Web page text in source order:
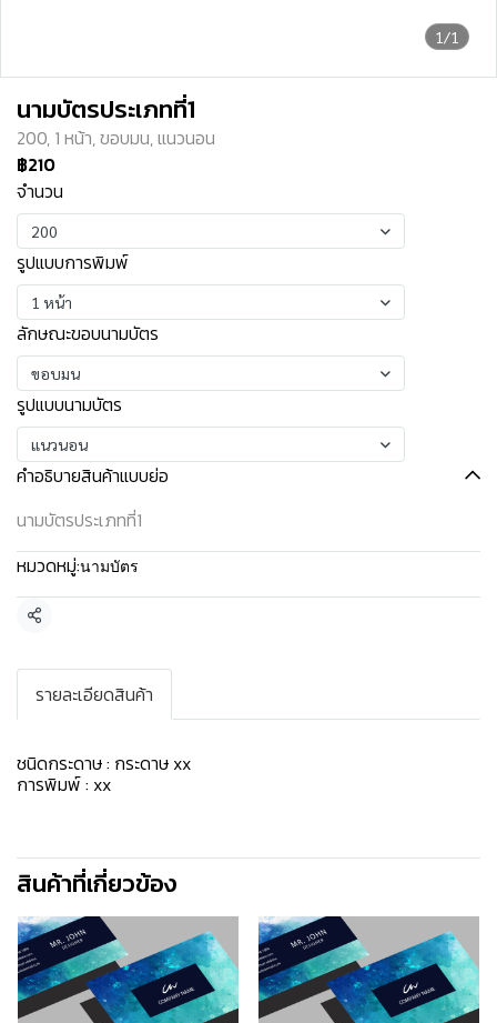
1/1
นามบัตรประเภทที่1
200, 1 หน้า, ขอบมน, แนวนอน
฿210
จำนวน
200
รูปแบบการพิมพ์
1 หน้า
ลักษณะขอบนามบัตร
ขอบมน
รูปแบบนามบัตร
แนวนอน
คำอธิบายสินค้าแบบย่อ
นามบัตรประเภทที่1
หมวดหมู่:นามบัตร
แชร์
รายละเอียดสินค้า
ชนิดกระดาษ : กระดาษ xx
การพิมพ์ : xx
สินค้าที่เกี่ยวข้อง